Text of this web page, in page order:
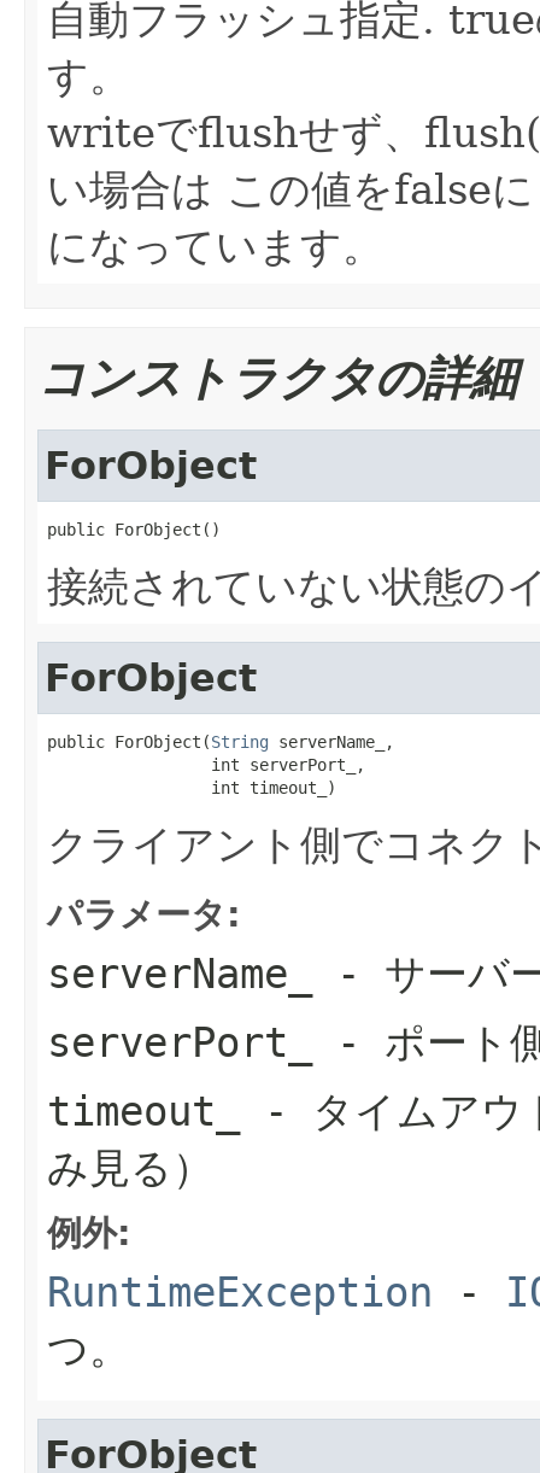
自動フラッシュ指定.
す。
writeでflushせず、
い場合は この値をfalse
になっています。
コンストラクタの詳細
ForObject
public ForObject()
接続されていない状態の
ForObject
public ForObject(String serverName_,
                 int serverPort_,
                 int timeout_)
クライアント側でコネク
パラメータ:
serverName_
- サーバ
serverPort_
- ポート
timeout_
- タイムアウ
み見る）
例外:
RuntimeException -
つ。
ForObject